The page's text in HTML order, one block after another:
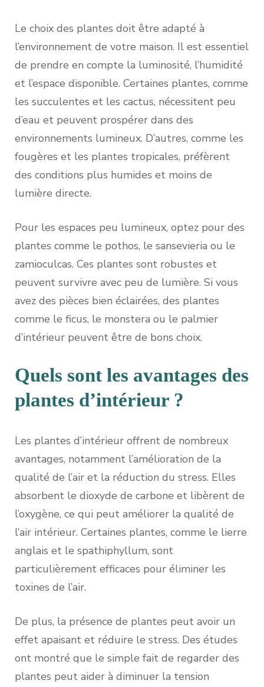
Le choix des plantes doit être adapté à
l’environnement de votre maison. Il est essentiel
de prendre en compte la luminosité, l’humidité
et l’espace disponible. Certaines plantes, comme
les succulentes et les cactus, nécessitent peu
d’eau et peuvent prospérer dans des
environnements lumineux. D’autres, comme les
fougères et les plantes tropicales, préfèrent
des conditions plus humides et moins de
lumière directe.
Pour les espaces peu lumineux, optez pour des
plantes comme le pothos, le sansevieria ou le
zamioculcas. Ces plantes sont robustes et
peuvent survivre avec peu de lumière. Si vous
avez des pièces bien éclairées, des plantes
comme le ficus, le monstera ou le palmier
d’intérieur peuvent être de bons choix.
Quels sont les avantages des
plantes d’intérieur ?
Les plantes d’intérieur offrent de nombreux
avantages, notamment l’amélioration de la
qualité de l’air et la réduction du stress. Elles
absorbent le dioxyde de carbone et libèrent de
l’oxygène, ce qui peut améliorer la qualité de
l’air intérieur. Certaines plantes, comme le lierre
anglais et le spathiphyllum, sont
particulièrement efficaces pour éliminer les
toxines de l’air.
De plus, la présence de plantes peut avoir un
effet apaisant et réduire le stress. Des études
ont montré que le simple fait de regarder des
plantes peut aider à diminuer la tension